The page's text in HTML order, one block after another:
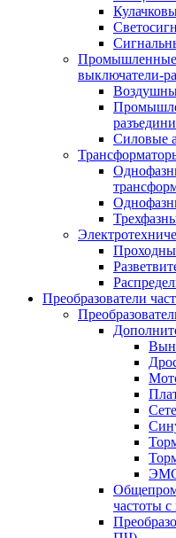
Промышленные
выключатели-
Силовые
Преобразователи
частоты с